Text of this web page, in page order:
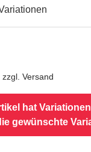
Versand
hat
gewünschte